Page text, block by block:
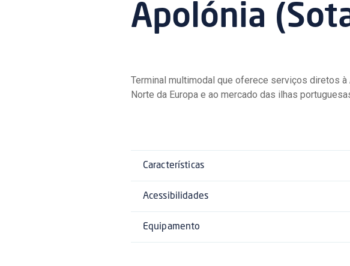
Apolónia
Terminal multimodal que oferece serviços diretos
Norte da Europa e ao mercado das ilhas
Características
Acessibilidades
Equipamento